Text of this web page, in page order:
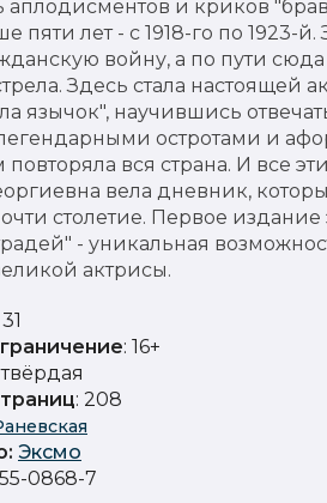
и криков
пяти лет - с 1918-го по 1923-й.
войну, а по пути
Здесь стала настоящей
язычок", научившись
остротами и
повторяла вся страна. И все
вела дневник,
столетие. Первое издание
- уникальная
актрисы.
: 16+
твёрдая
: 208
: Эксмо
0868-7